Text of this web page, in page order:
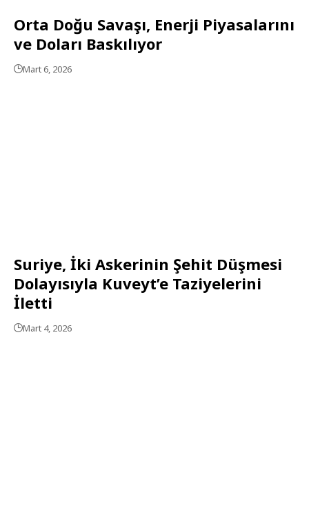
Orta Doğu Savaşı, Enerji Piyasalarını
ve Doları Baskılıyor
Mart 6, 2026
Suriye, İki Askerinin Şehit Düşmesi
Dolayısıyla Kuveyt’e Taziyelerini
İletti
Mart 4, 2026